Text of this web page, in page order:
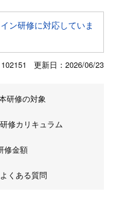
ン研修に対応していま
更新日： 2026/06/23
研修の対象
研修カリキュラム
修金額
よくある質問